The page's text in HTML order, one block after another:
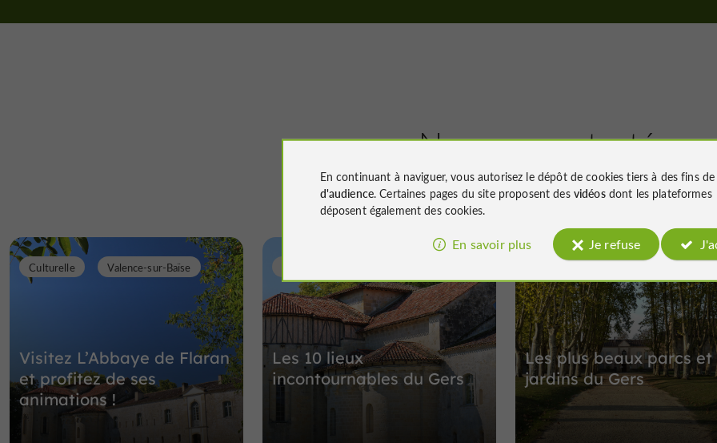
La Forêt de Sérilhac
7,9 km
Nous avons testé
pour vous
Visitez L’Abbaye de Flaran
et profitez de ses
animations !
Culturelle Valence-sur-Baïse
Les 10 lieux
incontournables du Gers
Les plus beaux parcs et
jardins du Gers
En continuant à naviguer, vous autorisez le dépôt de cookies tiers à des fins de
d'audience. Certaines pages du site proposent des vidéosdont les plateformes
déposent également des cookies.
En savoir plus Je refuse